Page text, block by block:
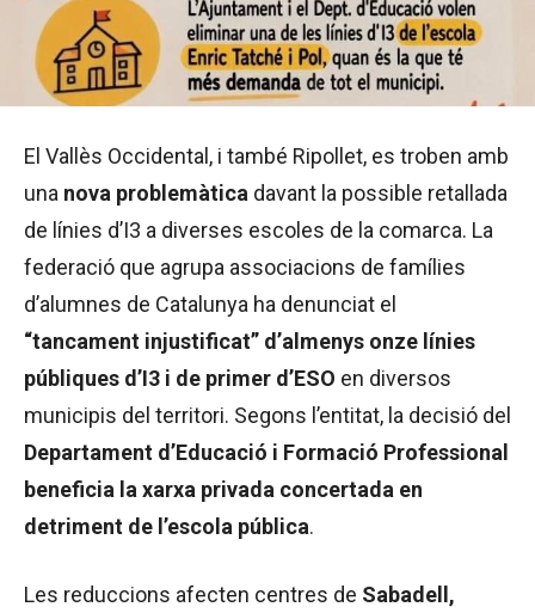
El Vallès Occidental, i també Ripollet, es troben amb
una nova problemàtica davant la possible retallada
de línies d’I3 a diverses escoles de la comarca. La
federació que agrupa associacions de famílies
d’alumnes de Catalunya ha denunciat el
“tancament injustificat” d’almenys onze línies
públiques d’I3 i de primer d’ESO en diversos
municipis del territori. Segons l’entitat, la decisió del
Departament d’Educació i Formació Professional
beneficia la xarxa privada concertada en
detriment de l’escola pública.
Les reduccions afecten centres de Sabadell,